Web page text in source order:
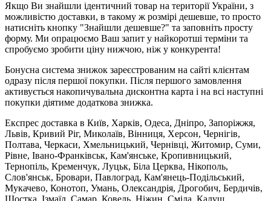
Якщо Ви знайшли ідентичний товар на території України, з
можливістю доставки, в такому ж розмірі дешевше, то просто
натисніть кнопку "Знайшли дешевше?" та заповніть просту
форму. Ми опрацюємо Ваш запит у найкоротші терміни та
спробуємо зробити ціну нижчою, ніж у конкурента!
Бонусна система знижок зареєстрованим на сайті клієнтам
одразу після першої покупки. Після першого замовлення
активується накопичувальна дисконтна карта і на всі наступні
покупки діятиме додаткова знижка.
Експрес доставка в Київ, Харків, Одеса, Дніпро, Запоріжжя,
Львів, Кривий Ріг, Миколаїв, Вінниця, Херсон, Чернігів,
Полтава, Черкаси, Хмельницький, Чернівці, Житомир, Суми,
Рівне, Івано-Франківськ, Кам'янське, Кропивницький,
Тернопіль, Кременчук, Луцьк, Біла Церква, Нікополь,
Слов'янськ, Бровари, Павлоград, Кам'янець-Подільський,
Мукачево, Конотоп, Умань, Олександрія, Дрогобич, Бердичів,